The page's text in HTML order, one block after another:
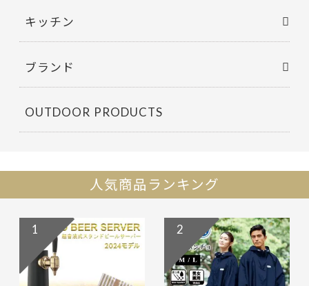
キッチン
ブランド
OUTDOOR PRODUCTS
人気商品ランキング
1 2